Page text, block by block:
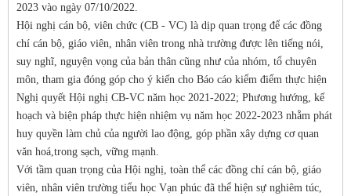
2023 vào ngày 07/10/2022.
Hội nghị cán bộ, viên chức (CB - VC) là dịp quan trọng để các đồng
chí cán bộ, giáo viên, nhân viên trong nhà trường được lên tiếng nói,
suy nghĩ, nguyện vọng của bản thân cũng như của nhóm, tổ chuyên
môn, tham gia đóng góp cho ý kiến cho Báo cáo kiểm điểm thực hiện
Nghị quyết Hội nghị CB-VC năm học 2021-2022; Phương hướng, kế
hoạch và biện pháp thực hiện nhiệm vụ năm học 2022-2023 nhằm phát
huy quyền làm chủ của người lao động, góp phần xây dựng cơ quan
văn hoá,trong sạch, vững mạnh.
Với tầm quan trọng của Hội nghị, toàn thể các đồng chí cán bộ, giáo
viên, nhân viên trường tiểu học Vạn phúc đã thể hiện sự nghiêm túc,